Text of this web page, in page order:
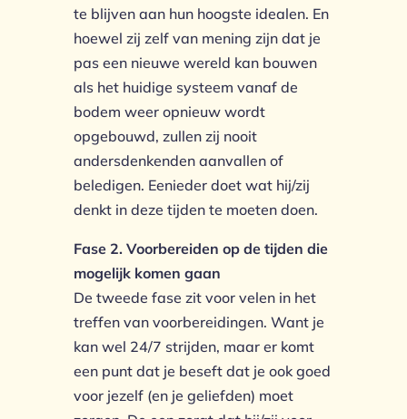
te blijven aan hun hoogste idealen. En
hoewel zij zelf van mening zijn dat je
pas een nieuwe wereld kan bouwen
als het huidige systeem vanaf de
bodem weer opnieuw wordt
opgebouwd, zullen zij nooit
andersdenkenden aanvallen of
beledigen. Eenieder doet wat hij/zij
denkt in deze tijden te moeten doen.
Fase 2. Voorbereiden op de tijden die
mogelijk komen gaan
De tweede fase zit voor velen in het
treffen van voorbereidingen. Want je
kan wel 24/7 strijden, maar er komt
een punt dat je beseft dat je ook goed
voor jezelf (en je geliefden) moet